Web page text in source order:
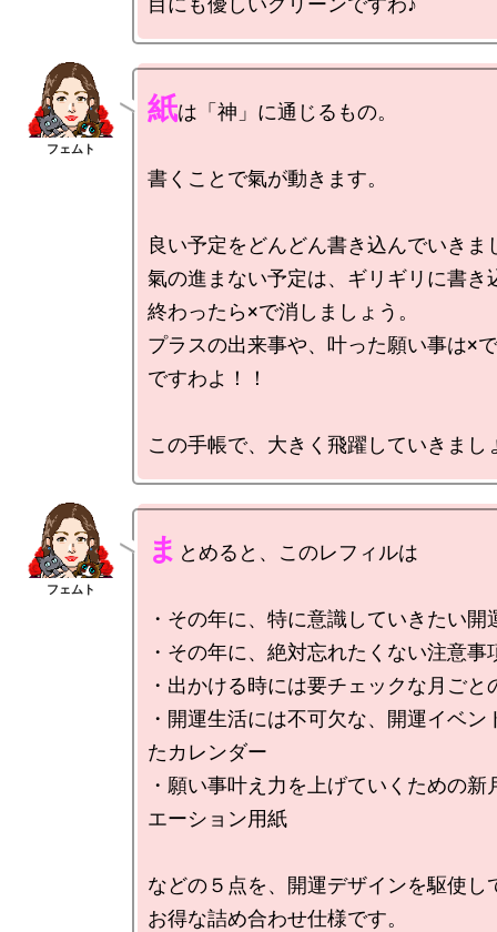
紙は「神」に通じるもの。
書くことで氣が動きます。
良い予定をどんどん書き込んでいきま
氣の進まない予定は、ギリギリに書き
終わったら×で消しましょう。
プラスの出来事や、叶った願い事は×
ですわよ！！
ま とめると、このレフィルは
・その年に、特に意識していきたい開
・その年に、絶対忘れたくない注意事
・出かける時には要チェックな月ごと
・開運生活には不可欠な、開運イベン
たカレンダー
・願い事叶え力を上げていくための新
エーション用紙
などの５点を、開運デザインを駆使し
お得な詰め合わせ仕様です。